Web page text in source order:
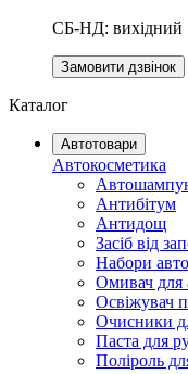
СБ-НД: вихідний
Замовити дзвінок
Каталог
Автотовари
Автокосметика
Антибітум
Антидощ
Засіб від
Набори
Омивач для
Освіжувач
Очисники
Паста для
Поліроль